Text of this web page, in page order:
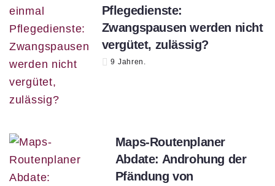
Pflegedienste:
Zwangspausen werden nicht
vergütet, zulässig?
9 Jahren.
Maps-Routenplaner
Abdate: Androhung der
Pfändung von